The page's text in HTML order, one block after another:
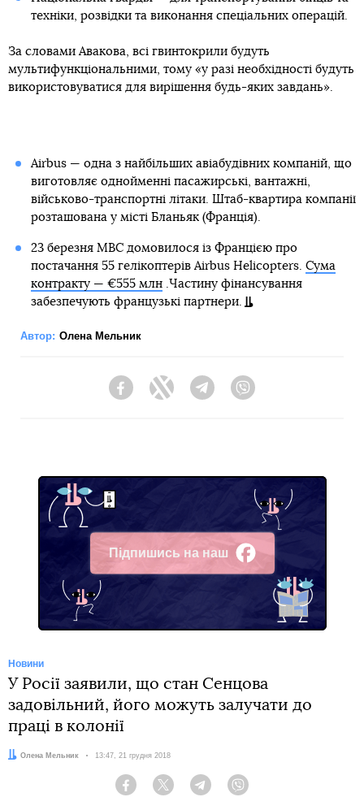
техніки, розвідки та виконання спеціальних операцій.
За словами Авакова, всі гвинтокрили будуть
мультифункціональними, тому «у разі необхідності будуть
використовуватися для вирішення будь-яких завдань».
Airbus — одна з найбільших авіабудівних компаній, що
виготовляє однойменні пасажирські, вантажні,
військово-транспортні літаки. Штаб-квартира компанії
розташована у місті Бланьяк (Франція).
23 березня МВС домовилося із Францією про
постачання 55 гелікоптерів Airbus Helicopters. Сума
контракту — €555 млн.Частину фінансування
забезпечують французькі партнери.
Автор: Олена Мельник
FacebookTwitter Telegram
Підпишись на наш
Facebook
Новини
У Росії заявили, що стан Сенцова
задовільний, його можуть залучати до
праці в колонії
Автор:
Олена Мельник Дата:
13:47, 21 грудня 2018
Facebook Twitter Telegram